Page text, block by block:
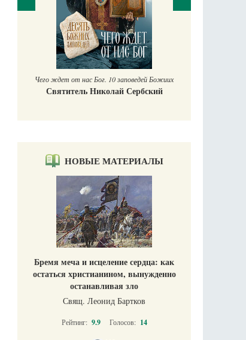
Чего ждет от нас Бог. 10 заповедей Божиих
Святитель Николай Сербский
НОВЫЕ МАТЕРИАЛЫ
Бремя меча и исцеление сердца: как
остаться христианином, вынужденно
останавливая зло
Свящ. Леонид Бартков
Рейтинг: 9.9 Голосов: 14